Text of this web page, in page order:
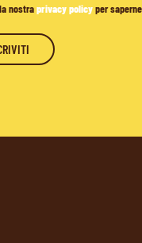
nostraprivacy policyper